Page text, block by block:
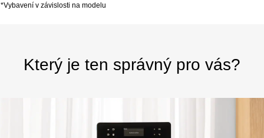
*Vybavení v závislosti na modelu
Který je ten správný pro vás?